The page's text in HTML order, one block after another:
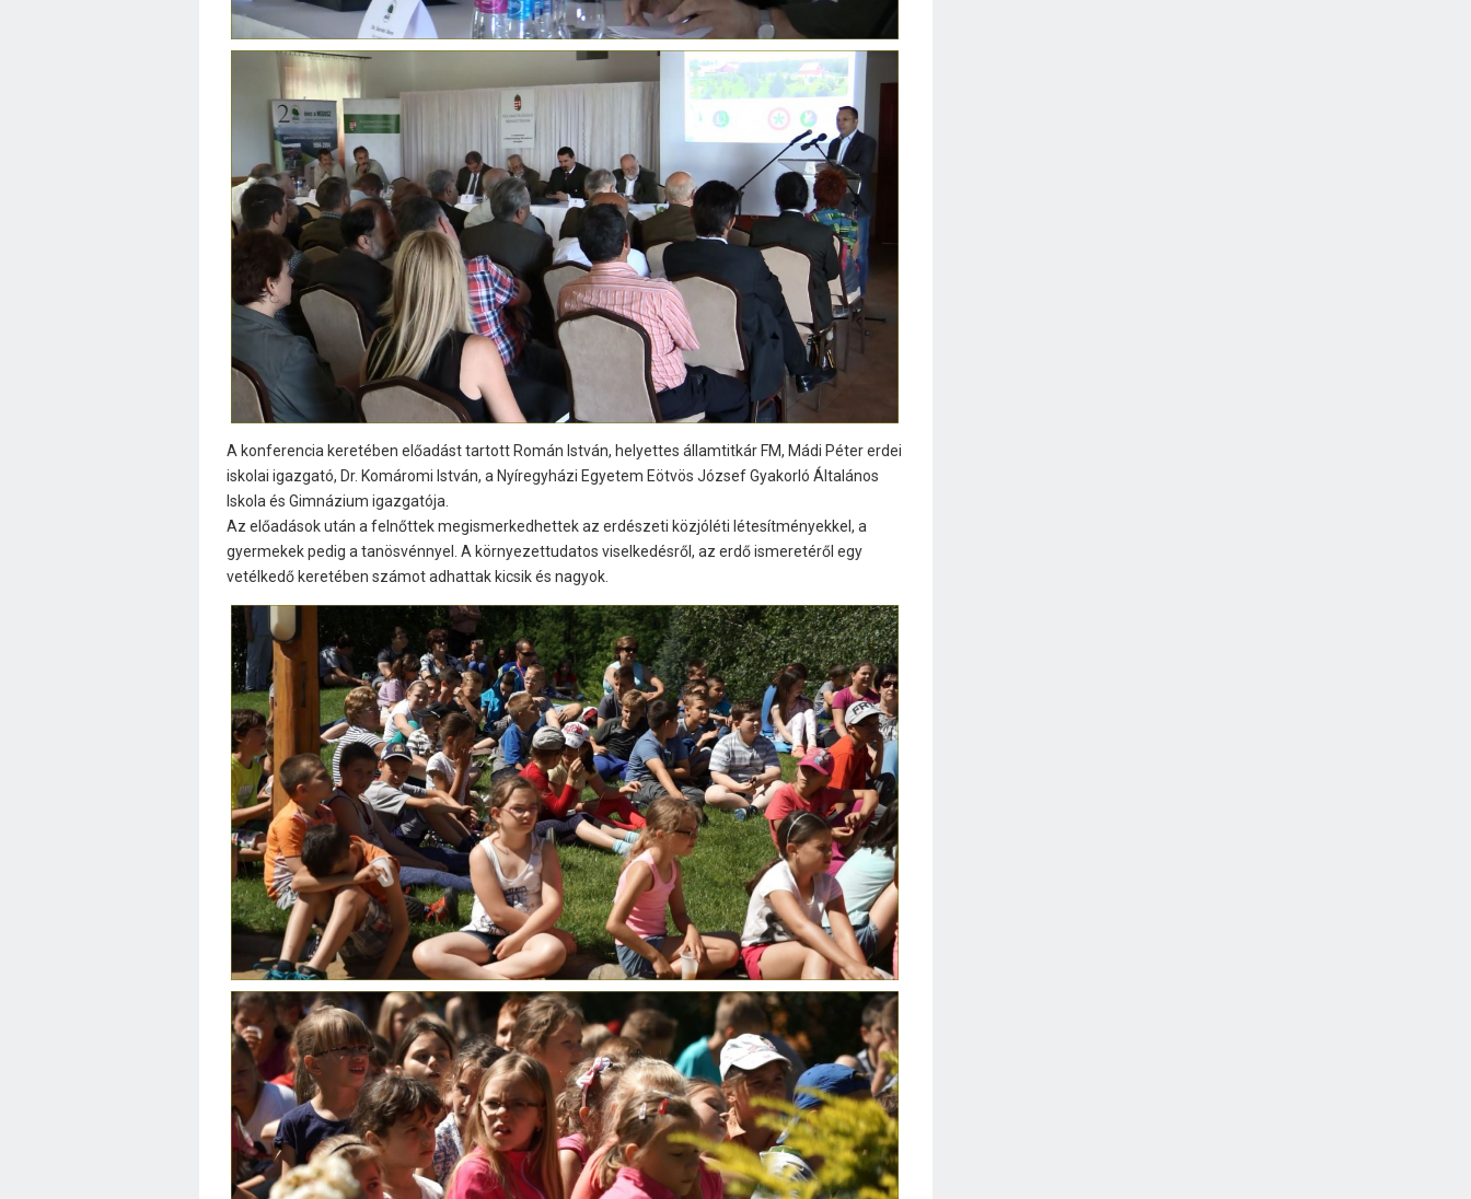
A konferencia keretében előadást tartott Román István, helyettes államtitkár FM, Mádi Péter erdei
iskolai igazgató, Dr. Komáromi István, a Nyíregyházi Egyetem Eötvös József Gyakorló Általános
Iskola és Gimnázium igazgatója.
Az előadások után a felnőttek megismerkedhettek az erdészeti közjóléti létesítményekkel, a
gyermekek pedig a tanösvénnyel. A környezettudatos viselkedésről, az erdő ismeretéről egy
vetélkedő keretében számot adhattak kicsik és nagyok.